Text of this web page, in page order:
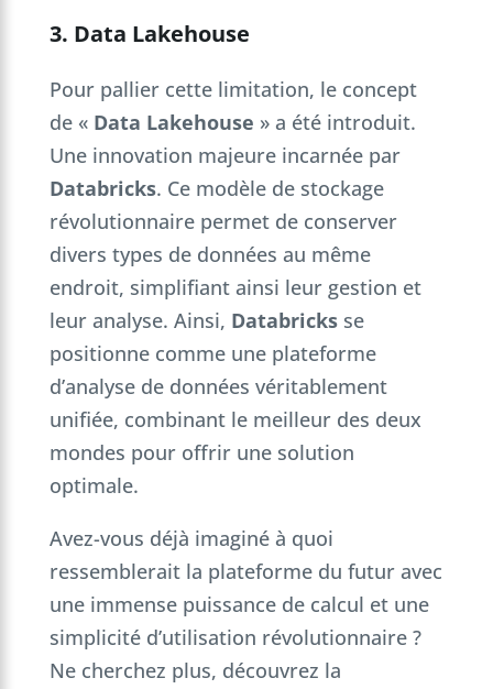
3. Data Lakehouse
Pour pallier cette limitation, le concept
de « Data Lakehouse » a été introduit.
Une innovation majeure incarnée par
Databricks. Ce modèle de stockage
révolutionnaire permet de conserver
divers types de données au même
endroit, simplifiant ainsi leur gestion et
leur analyse. Ainsi, Databricksse
positionne comme une plateforme
d’analyse de données véritablement
unifiée, combinant le meilleur des deux
mondes pour offrir une solution
optimale.
Avez-vous déjà imaginé à quoi
ressemblerait la plateforme du futur avec
une immense puissance de calcul et une
simplicité d’utilisation révolutionnaire ?
Ne cherchez plus, découvrez la